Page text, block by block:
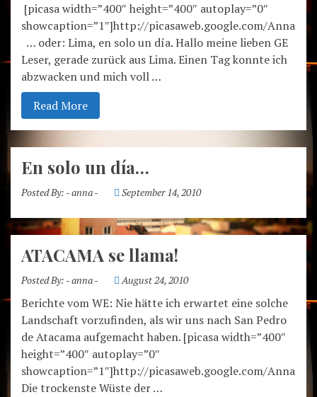
[picasa width=”400″ height=”400″ autoplay=”0″
showcaption=”1″]http://picasaweb.google.com/
… oder: Lima, en solo un día. Hallo meine lieben GE
Leser, gerade zurück aus Lima. Einen Tag konnte ich
abzwacken und mich voll …
Read More
En solo un día…
Posted By: - anna - September 14, 2010
ATACAMA se llama!
Posted By: - anna - August 24, 2010
Berichte vom WE: Nie hätte ich erwartet eine solche
Landschaft vorzufinden, als wir uns nach San Pedro
de Atacama aufgemacht haben. [picasa width=”400″
height=”400″ autoplay=”0″
showcaption=”1″]http://picasaweb.google.com/
Die trockenste Wüste der …